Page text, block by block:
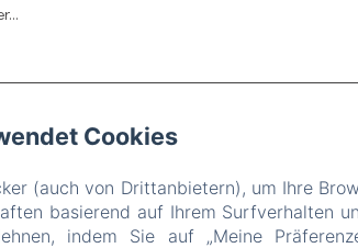
reservation@villadurhone.com
Chambres Activités Contact Rechtliche
Cookies
(auch von Drittanbietern), um Ihre
basierend auf Ihrem Surfverhalten
indem Sie auf „Meine